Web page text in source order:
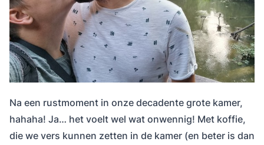
Na een rustmoment in onze decadente grote kamer,
hahaha! Ja… het voelt wel wat onwennig! Met koffie,
die we vers kunnen zetten in de kamer (en beter is dan